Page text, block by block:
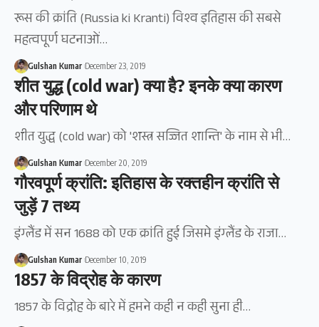
रूस की क्रांति (Russia ki Kranti) विश्व इतिहास की सबसे
महत्वपूर्ण घटनाओं…
Gulshan Kumar December 23, 2019
शीत युद्ध (cold war) क्या है? इनके क्या कारण
और परिणाम थे
शीत युद्ध (cold war) को 'शस्त्र सज्जित शान्ति' के नाम से भी…
Gulshan Kumar December 20, 2019
गौरवपूर्ण क्रांति: इतिहास के रक्तहीन क्रांति से
जुड़ें 7 तथ्य
इंग्लैंड में सन 1688 को एक क्रांति हुई जिसमे इंग्लैंड के राजा…
Gulshan Kumar December 10, 2019
1857 के विद्रोह के कारण
1857 के विद्रोह के बारे में हमने कही न कही सुना ही…